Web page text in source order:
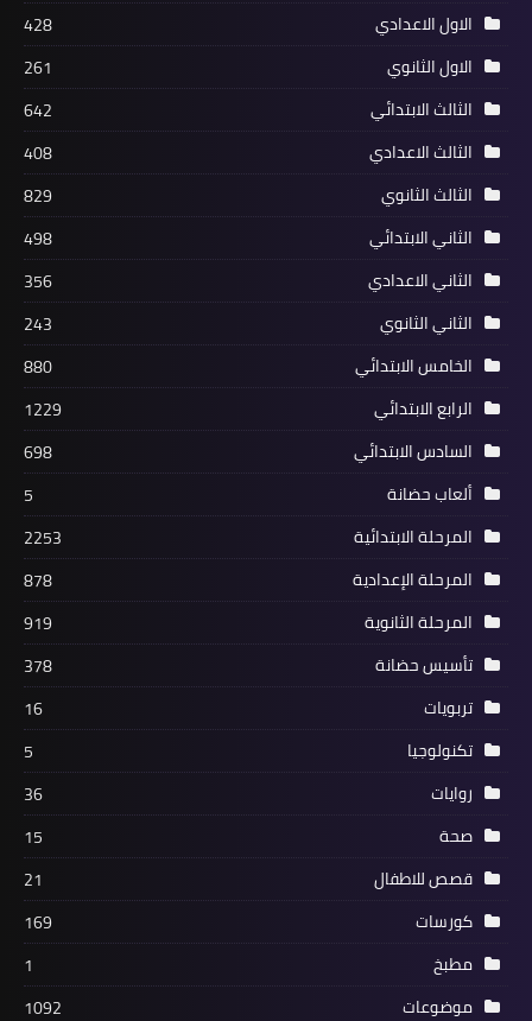
الاول الاعدادي
428
الاول الثانوي
261
الثالث الابتدائي
642
الثالث الاعدادي
408
الثالث الثانوي
829
الثاني الابتدائي
498
الثاني الاعدادي
356
الثاني الثانوي
243
الخامس الابتدائي
880
الرابع الابتدائي
1229
السادس الابتدائي
698
ألعاب حضانة
5
المرحلة الابتدائية
2253
المرحلة الإعدادية
878
المرحلة الثانوية
919
تأسيس حضانة
378
تربويات
16
تكنولوجيا
5
روايات
36
صحة
15
قصص للاطفال
21
كورسات
169
مطبخ
1
موضوعات
1092